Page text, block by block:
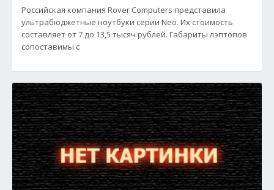
Российская компания Rover Computers представила
ультрабюджетные ноутбуки серии Neo. Их стоимость
составляет от 7 до 13,5 тысяч рублей. Габариты лэптопов
сопоставимы с